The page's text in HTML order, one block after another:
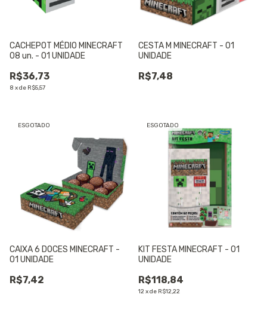
CACHEPOT MÉDIO MINECRAFT
08 un. - 01 UNIDADE
R$36,73
8 xde R$5,57
CESTA M MINECRAFT - 01
UNIDADE
R$7,48
ESGOTADO
CAIXA 6 DOCES MINECRAFT -
01 UNIDADE
R$7,42
ESGOTADO
KIT FESTA MINECRAFT - 01
UNIDADE
R$118,84
12xde R$12,22